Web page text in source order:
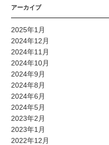
アーカイブ
2025年1月
2024年12月
2024年11月
2024年10月
2024年9月
2024年8月
2024年6月
2024年5月
2023年2月
2023年1月
2022年12月